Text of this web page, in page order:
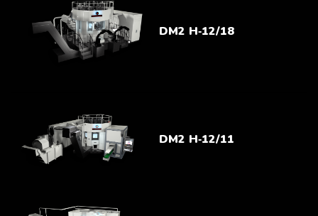
DM2 H‑12/18
DM2 H‑12/11